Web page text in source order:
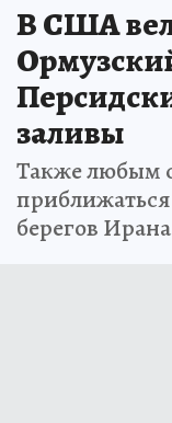
В США
заливы
Также любым
берегов Ирана